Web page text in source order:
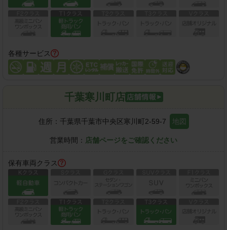
各種サービス
千葉寒川町店
住所： 千葉県千葉市中央区寒川町2-59-7 地図
営業時間： 店舗ページをご確認ください
保有車両クラス